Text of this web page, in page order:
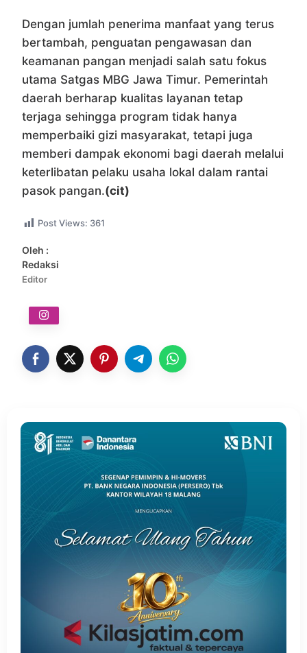
Dengan jumlah penerima manfaat yang terus
bertambah, penguatan pengawasan dan
keamanan pangan menjadi salah satu fokus
utama Satgas MBG Jawa Timur. Pemerintah
daerah berharap kualitas layanan tetap
terjaga sehingga program tidak hanya
memperbaiki gizi masyarakat, tetapi juga
memberi dampak ekonomi bagi daerah melalui
keterlibatan pelaku usaha lokal dalam rantai
pasok pangan.(cit)
Post Views: 361
Oleh :
Redaksi
Editor